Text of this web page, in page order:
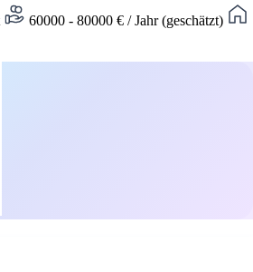
60000 - 80000 € / Jahr (geschätzt)